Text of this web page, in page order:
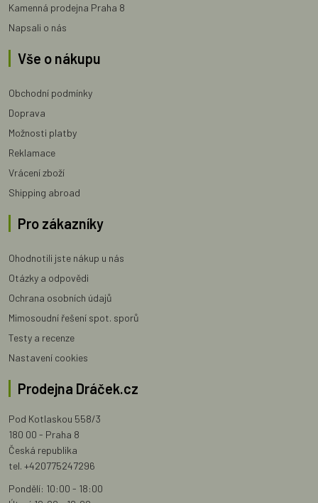
Kamenná prodejna Praha 8
Napsali o nás
Vše o nákupu
Obchodní podmínky
Doprava
Možnosti platby
Reklamace
Vrácení zboží
Shipping abroad
Pro zákazníky
Ohodnotili jste nákup u nás
Otázky a odpovědi
Ochrana osobních údajů
Mimosoudní řešení spot. sporů
Testy a recenze
Nastavení cookies
Prodejna Dráček.cz
Pod Kotlaskou 558/3
180 00 - Praha 8
Česká republika
tel. +420775247296
Pondělí: 10:00 - 18:00